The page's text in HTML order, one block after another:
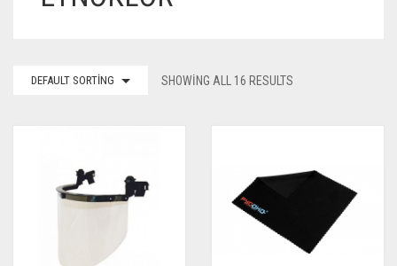
DEFAULT SORTING SHOWING ALL 16 RESULTS